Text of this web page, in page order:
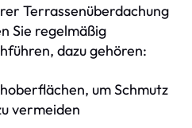
Terrassenüberdachung
Sie regelmäßig
dazu gehören:
um Schmutz
vermeiden